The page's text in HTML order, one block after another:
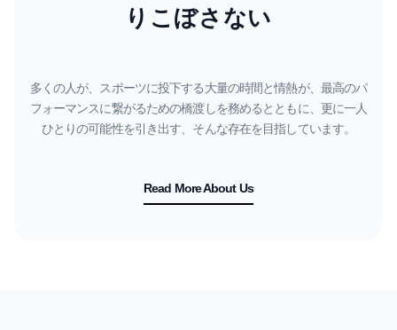
りこぼさない
多くの​人が、​スポーツに​投下する​大量の​時間と​情熱が、最高の​パ
フォーマンスに​繋がる​ための​橋渡しを​務めるとともに、更に​一人​
ひとりの​可能性を​引き出す、​そんな​存在を​目指しています。​
Read More About Us